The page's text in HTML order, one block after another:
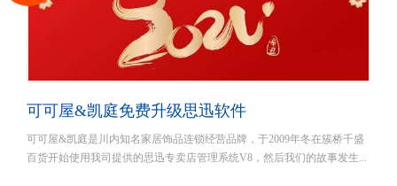
可可屋&凯庭免费升级思迅软件
可可屋&凯庭是川内知名家居饰品连锁经营品牌，于2009年冬在簇桥千盛
百货开始使用我司提供的思迅专卖店管理系统V8，然后我们的故事发生...